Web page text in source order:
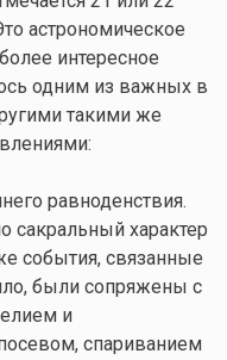
астрономическое
интересное
одним из важных в
такими же
равноденствия.
сакральный характер
события, связанные
были сопряжены с
и
спариванием